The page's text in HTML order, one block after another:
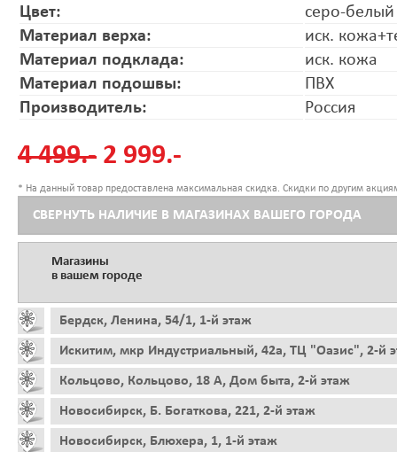
Цвет:
серо-белый
Материал верха:
иск.
Материал подклада:
иск. кожа
Материал подошвы:
ПВХ
Производитель:
Россия
4 499.- 2 999.-
* На данный товар предоставлена максимальная скидка. Скидки по другим
СВЕРНУТЬ НАЛИЧИЕ В МАГАЗИНАХ ВАШЕГО ГОРОДА
Магазины
в вашем городе
Бердск, Ленина, 54/1, 1-й этаж
Искитим, мкр Индустриальный, 42а, ТЦ "Оазис", 2-й
Кольцово, Кольцово, 18 А, Дом быта, 2-й этаж
Новосибирск, Б. Богаткова, 221, 2-й этаж
Новосибирск, Блюхера, 1, 1-й этаж